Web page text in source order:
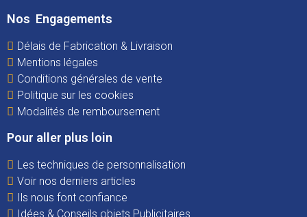
Nos Engagements
Délais de Fabrication & Livraison
Mentions légales
Conditions générales de vente
Politique sur les cookies
Modalités de remboursement
Pour aller plus loin
Les techniques de personnalisation
Voir nos derniers articles
Ils nous font confiance
Idées & Conseils objets Publicitaires